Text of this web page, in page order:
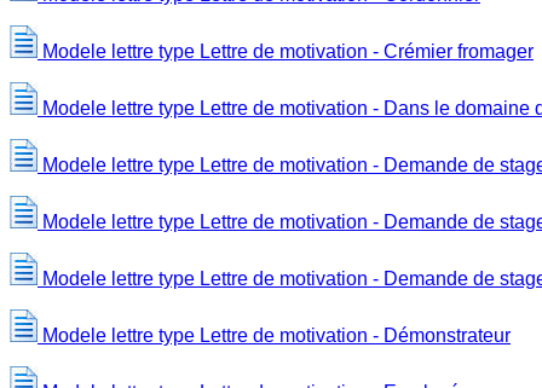
Modele lettre type Lettre de motivation - Crémier fromager
Modele lettre type Lettre de motivation - Dans le domaine
Modele lettre type Lettre de motivation - Demande de
Modele lettre type Lettre de motivation - Demande de
Modele lettre type Lettre de motivation - Demande de
Modele lettre type Lettre de motivation - Démonstrateur